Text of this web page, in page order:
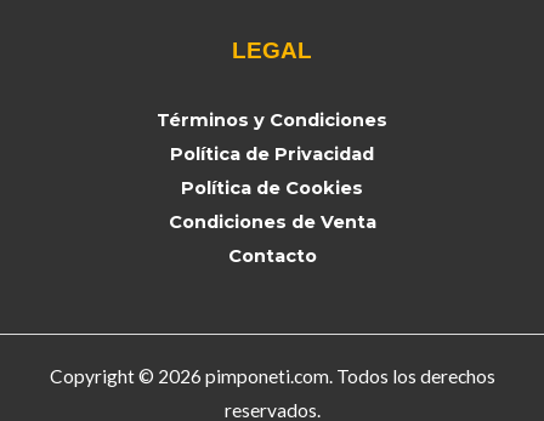
LEGAL
Términos y Condiciones
Política de Privacidad
Política de Cookies
Condiciones de Venta
Contacto
Copyright © 2026 pimponeti.com. Todos los derechos
reservados.